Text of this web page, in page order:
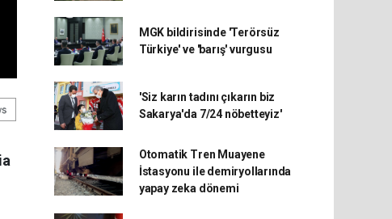
MGK bildirisinde 'Terörsüz
Türkiye' ve 'barış' vurgusu
'Siz karın tadını çıkarın biz
Sakarya'da 7/24 nöbetteyiz'
Otomatik Tren Muayene
İstasyonu ile demiryollarında
yapay zeka dönemi